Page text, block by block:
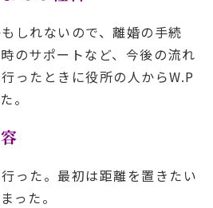
しれないので、離婚の手続
のサポートなど、今後の流れ
ったときに役所の人からW.P
。
った。最初は距離を置きたい
った。